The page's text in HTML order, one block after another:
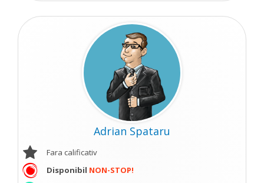
Adrian Spataru
Fara calificativ
Disponibil NON-STOP!